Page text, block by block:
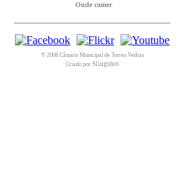
Onde comer
© 2008 Câmara Municipal de Torres Vedras
Criado por Slingshot